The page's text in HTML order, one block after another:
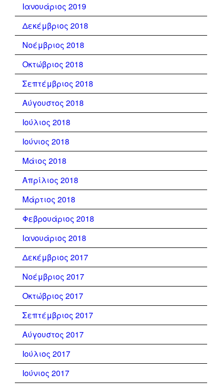
Ιανουάριος 2019
Δεκέμβριος 2018
Νοέμβριος 2018
Οκτώβριος 2018
Σεπτέμβριος 2018
Αύγουστος 2018
Ιούλιος 2018
Ιούνιος 2018
Μάιος 2018
Απρίλιος 2018
Μάρτιος 2018
Φεβρουάριος 2018
Ιανουάριος 2018
Δεκέμβριος 2017
Νοέμβριος 2017
Οκτώβριος 2017
Σεπτέμβριος 2017
Αύγουστος 2017
Ιούλιος 2017
Ιούνιος 2017